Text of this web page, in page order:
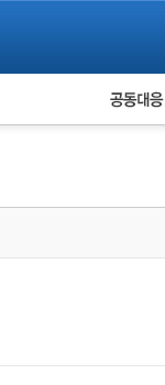
피해자 공